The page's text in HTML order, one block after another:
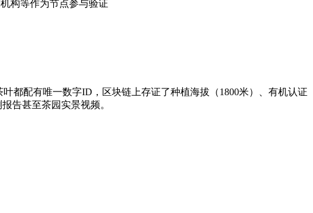
构等作为节点参与验证
都配有唯一数字ID，区块链上存证了种植海拔（1800米）、有机认证
告甚至茶园实景视频。